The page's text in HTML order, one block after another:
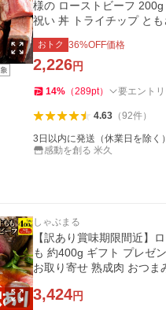
様の ローストビーフ
祝い 丼 トライチップ とも
飯のお供 2026 爆買
おトク 36%OFF価格
2,226円
14% （289pt） 要エント
4.63（92件）
3日以内に発送（休業日を除く）
感動を創る 米久
しゃぶまる
【訳あり賞味期限間近】
も 約400g ギフト プレゼ
お取り寄せ 熟成肉 おつま
3,424円